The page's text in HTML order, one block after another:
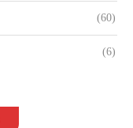
(60)
(6)